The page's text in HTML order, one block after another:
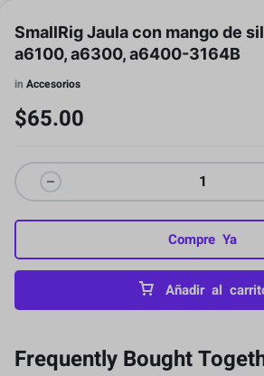
SmallRig Jaula con mango de
a6100, a6300, a6400-3164B
in Accesorios
$65.00
Añadir al
Compre Ya
Frequently Bought